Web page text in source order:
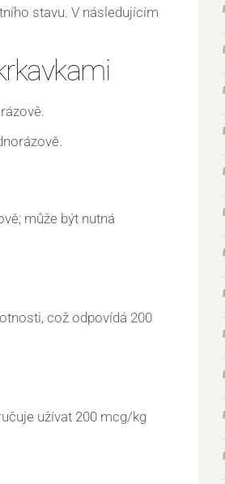
stavu. V následujícím
může být nutná
což odpovídá 200
užívat 200 mcg/kg